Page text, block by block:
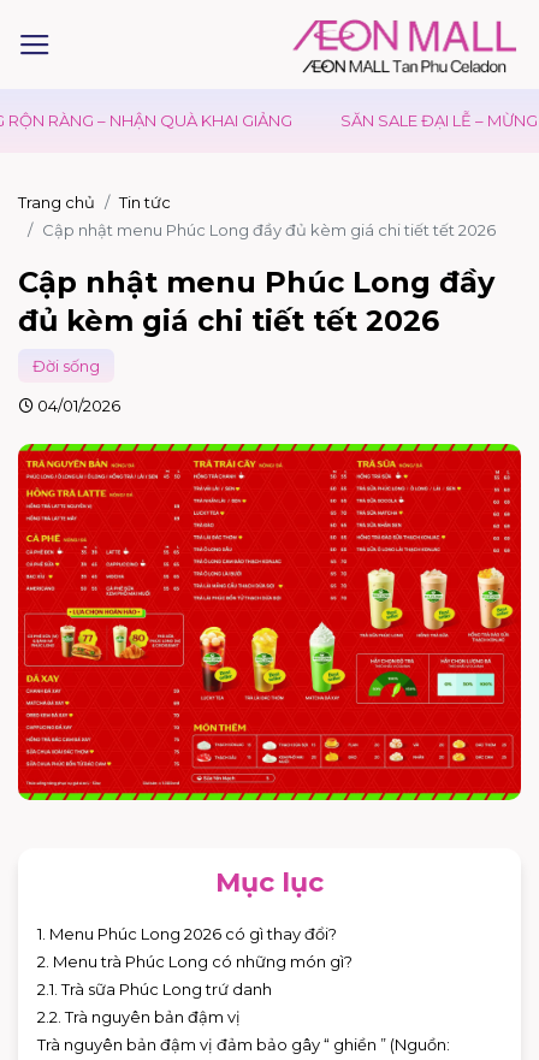
QUÀ KHAI GIẢNG SĂN SALE ĐẠI LỄ – MỪNG QUỐC KHÁNH
Trang chủ
Tin tức
Cập nhật menu Phúc Long đầy đủ kèm giá chi tiết tết 2026
Cập nhật menu Phúc Long đầy
đủ kèm giá chi tiết tết 2026
Đời sống
04/01/2026
Mục lục
1. Menu Phúc Long 2026 có gì thay đổi?
2. Menu trà Phúc Long có những món gì?
2.1. Trà sữa Phúc Long trứ danh
2.2. Trà nguyên bản đậm vị
Trà nguyên bản đậm vị đảm bảo gây “ ghiền ” (Nguồn: